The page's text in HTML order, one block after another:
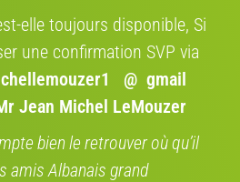
CYCLE DANS TOUTE
de 12 % avec le code
" VENDRE12 "
transport de votre vélo à des spécialistes,
économique et fiable aussi pour les
Bénéficiez d’une expertise
pour livrer votre vélo partout en
elle toujours disponible, Si
une confirmation SVP via
@ gmail
Jean Michel LeMouzer
bien le retrouver où qu’il
amis Albanais grand